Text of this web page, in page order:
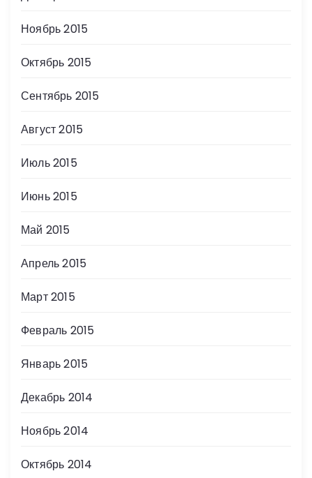
Ноябрь 2015
Октябрь 2015
Сентябрь 2015
Август 2015
Июль 2015
Июнь 2015
Май 2015
Апрель 2015
Март 2015
Февраль 2015
Январь 2015
Декабрь 2014
Ноябрь 2014
Октябрь 2014